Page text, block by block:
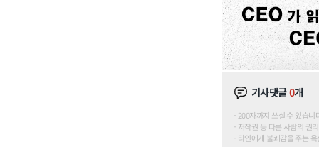
기사댓글0개
200자까지 쓰실 수 있습
저작권 등 다른 사람의 권
타인에게 불쾌감을 주는